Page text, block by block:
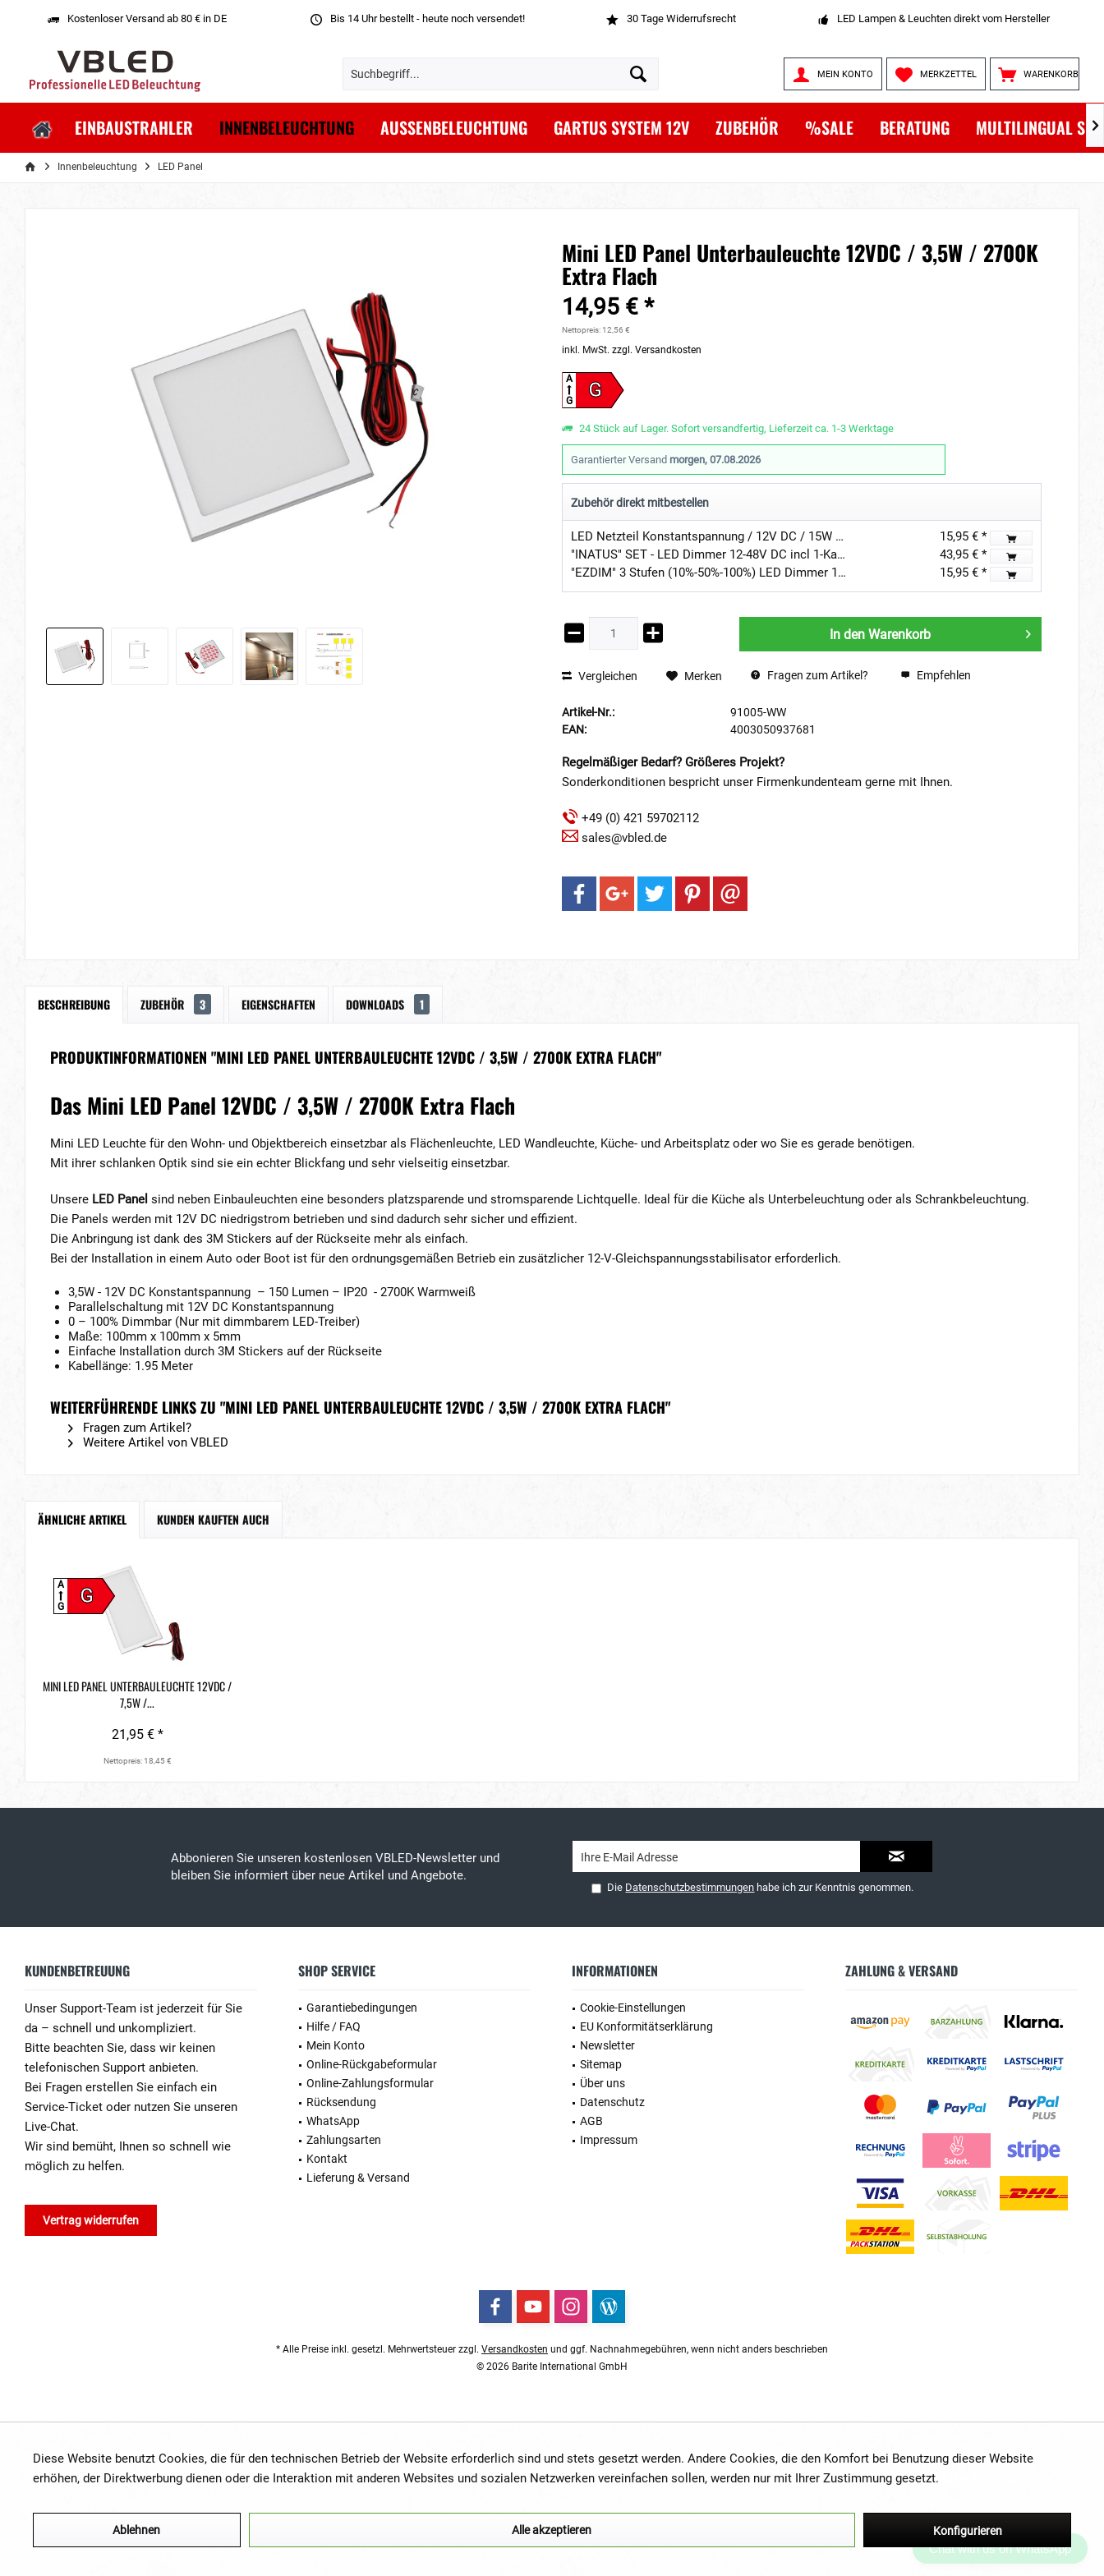
Kostenloser Versand ab 80 € in DE Bis 14 Uhr bestellt - heute noch versendet! 30 Tage Widerrufsrecht LED Lampen & Leuchten direkt vom Hersteller
WARENKORB
MERKZETTEL
MEIN KONTO
EINBAUSTRAHLER INNENBELEUCHTUNG AUSSENBELEUCHTUNG GARTUS SYSTEM 12V ZUBEHÖR %SALE BERATUNG MULTILINGUAL 
Innenbeleuchtung LED Panel
Mini LED Panel Unterbauleuchte 12VDC / 3,5W / 2700K
Extra Flach
14,95 € *
Nettopreis: 12,56 €
inkl. MwSt.zzgl. Versandkosten
G
A
G
24 Stück auf Lager. Sofort versandfertig, Lieferzeit ca. 1-3 Werktage
Garantierter Versand morgen, 07.08.2026
Zubehör direkt mitbestellen
LED Netzteil Konstantspannung / 12V DC / 15W Ultra Slim Flach IP44
15,95 € *
"INATUS" SET - LED Dimmer 12-48V DC incl 1-Kanal Fernbedienung
43,95 € *
"EZDIM" 3 Stufen (10%-50%-100%) LED Dimmer 12V-24V DC 3A Max für dimmbare LED-Leuchte
15,95 € *
In den Warenkorb
Vergleichen Merken Fragen zum Artikel? Empfehlen
Artikel-Nr.:
91005-WW
EAN:
4003050937681
Regelmäßiger Bedarf? Größeres Projekt?
Sonderkonditionen bespricht unser Firmenkundenteam gerne mit Ihnen.
+49 (0) 421 59702112
sales@vbled.de
BESCHREIBUNG ZUBEHÖR 3 EIGENSCHAFTEN DOWNLOADS 1
PRODUKTINFORMATIONEN "MINI LED PANEL UNTERBAULEUCHTE 12VDC / 3,5W / 2700K EXTRA FLACH"
Das Mini LED Panel 12VDC / 3,5W / 2700K Extra Flach
Mini LED Leuchte für den Wohn- und Objektbereich einsetzbar als Flächenleuchte, LED Wandleuchte, Küche- und Arbeitsplatz oder wo Sie es gerade benötigen.
Mit ihrer schlanken Optik sind sie ein echter Blickfang und sehr vielseitig einsetzbar.
Unsere LED Panel sind neben Einbauleuchten eine besonders platzsparende und stromsparende Lichtquelle. Ideal für die Küche als Unterbeleuchtung oder als Schrankbeleuchtung.
Die Panels werden mit 12V DC niedrigstrom betrieben und sind dadurch sehr sicher und effizient.
Die Anbringung ist dank des 3M Stickers auf der Rückseite mehr als einfach.
Bei der Installation in einem Auto oder Boot ist für den ordnungsgemäßen Betrieb ein zusätzlicher 12-V-Gleichspannungsstabilisator erforderlich.
3,5W - 12V DC Konstantspannung – 150 Lumen – IP20 - 2700K Warmweiß
Parallelschaltung mit 12V DC Konstantspannung
0 – 100% Dimmbar (Nur mit dimmbarem LED-Treiber)
Maße: 100mm x 100mm x 5mm
Einfache Installation durch 3M Stickers auf der Rückseite
Kabellänge: 1.95 Meter
WEITERFÜHRENDE LINKS ZU "MINI LED PANEL UNTERBAULEUCHTE 12VDC / 3,5W / 2700K EXTRA FLACH"
Fragen zum Artikel?
Weitere Artikel von VBLED
ÄHNLICHE ARTIKEL KUNDEN KAUFTEN AUCH
G
A
G
MINI LED PANEL UNTERBAULEUCHTE 12VDC /
7,5W /...
21,95 € *
Nettopreis: 18,45 €
Abbonieren Sie unseren kostenlosen VBLED-Newsletter und
bleiben Sie informiert über neue Artikel und Angebote.
Die Datenschutzbestimmungen habe ich zur Kenntnis genommen.
KUNDENBETREUUNG
Unser Support-Team ist jederzeit für Sie
da – schnell und unkompliziert.
Bitte beachten Sie, dass wir keinen
telefonischen Support anbieten.
Bei Fragen erstellen Sie einfach ein
Service-Ticket oder nutzen Sie unseren
Live-Chat.
Wir sind bemüht, Ihnen so schnell wie
möglich zu helfen.
Vertrag widerrufen
SHOP SERVICE
Garantiebedingungen
Hilfe / FAQ
Mein Konto
Online-Rückgabeformular
Online-Zahlungsformular
Rücksendung
WhatsApp
Zahlungsarten
Kontakt
Lieferung & Versand
INFORMATIONEN
Cookie-Einstellungen
EU Konformitätserklärung
Newsletter
Sitemap
Über uns
Datenschutz
AGB
Impressum
ZAHLUNG & VERSAND
* Alle Preise inkl. gesetzl. Mehrwertsteuer zzgl. Versandkosten und ggf. Nachnahmegebühren, wenn nicht anders beschrieben
© 2026 Barite International GmbH
Diese Website benutzt Cookies, die für den technischen Betrieb der Website erforderlich sind und stets gesetzt werden. Andere Cookies, die den Komfort bei Benutzung dieser Website
erhöhen, der Direktwerbung dienen oder die Interaktion mit anderen Websites und sozialen Netzwerken vereinfachen sollen, werden nur mit Ihrer Zustimmung gesetzt.
Ablehnen Alle akzeptieren Konfigurieren
Chat with us on WhatsApp